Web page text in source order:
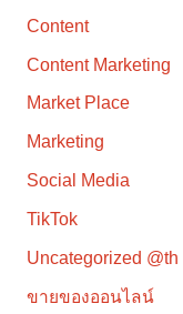
Content
Content Marketing
Market Place
Marketing
Social Media
TikTok
Uncategorized @th
ขายของออนไลน์